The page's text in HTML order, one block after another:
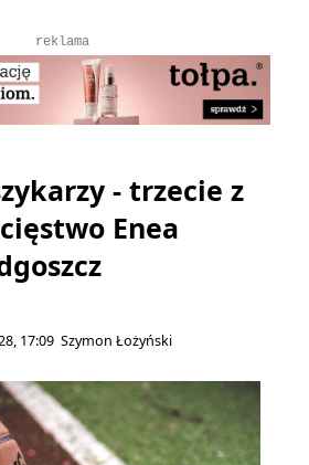
reklama
- trzecie z
Enea
17:09 Szymon Łożyński